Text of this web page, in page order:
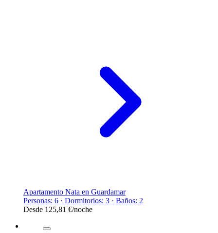
Apartamento Nata en Guardamar
Personas: 6 · Dormitorios: 3 · Baños: 2
Desde 125,81 €/noche